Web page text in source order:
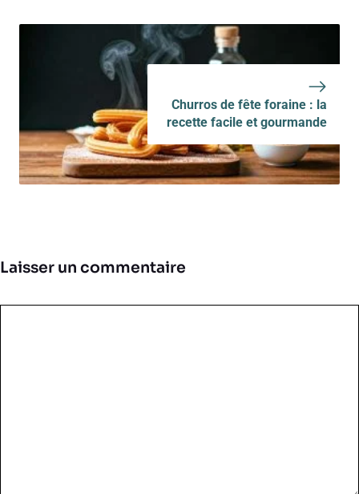
Churros de fête foraine : la
recette facile et gourmande
Laisser un commentaire